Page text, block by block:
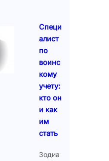
Специ
алист
по
воинс
кому
учету:
кто он
и как
им
стать
Зодиа